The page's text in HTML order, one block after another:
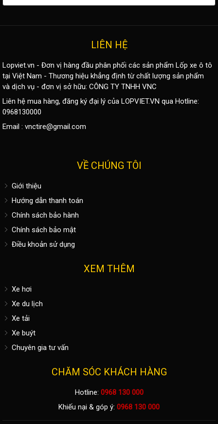
LIÊN HỆ
Lopviet.vn - Đơn vị hàng đầu phân phối các sản phẩm Lốp xe ô tô
tại Việt Nam - Thương hiệu khẳng định từ chất lượng sản phẩm
và dịch vụ - đơn vị sở hữu: CÔNG TY TNHH VNC
Liên hệ mua hàng, đăng ký đại lý của LOPVIET.VN qua Hotline:
0968130000
Email : vnctire@gmail.com
VỀ CHÚNG TÔI
Giới thiệu
Hướng dẫn thanh toán
Chính sách bảo hành
Chính sách bảo mật
Điều khoản sử dụng
XEM THÊM
Xe hơi
Xe du lịch
Xe tải
Xe buýt
Chuyên gia tư vấn
CHĂM SÓC KHÁCH HÀNG
Hotline: 0968 130 000
Khiếu nại & góp ý: 0968 130 000